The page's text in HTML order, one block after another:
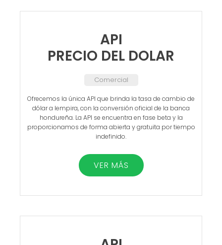
API
PRECIO DEL DOLAR
Comercial
Ofrecemos la única API que brinda la tasa de cambio de
dólar a lempira, con la conversión oficial de la banca
hondureña. La API se encuentra en fase beta y la
proporcionamos de forma abierta y gratuita por tiempo
indefinido.
VER MÁS